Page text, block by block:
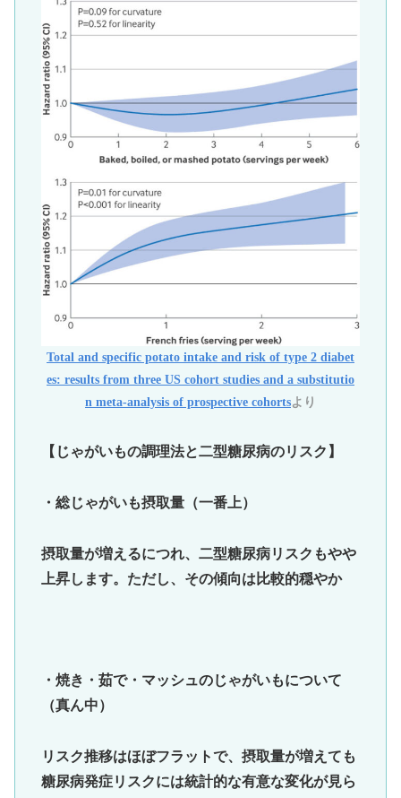
Total and specific potato intake and risk of type 2 diabet
es: results from three US cohort studies and a substitutio
n meta-analysis of prospective cohortsより
【じゃがいもの調理法と二型糖尿病のリスク】
・総じゃがいも摂取量（一番上）
摂取量が増えるにつれ、二型糖尿病リスクもやや
上昇します。ただし、その傾向は比較的穏やか
・焼き・茹で・マッシュのじゃがいもについて
（真ん中）
リスク推移はほぼフラットで、摂取量が増えても
糖尿病発症リスクには統計的な有意な変化が見ら